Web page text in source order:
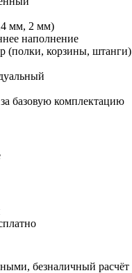
мм, 2 мм)
наполнение
(полки, корзины, штанги)
за базовую комплектацию
безналичный расчёт